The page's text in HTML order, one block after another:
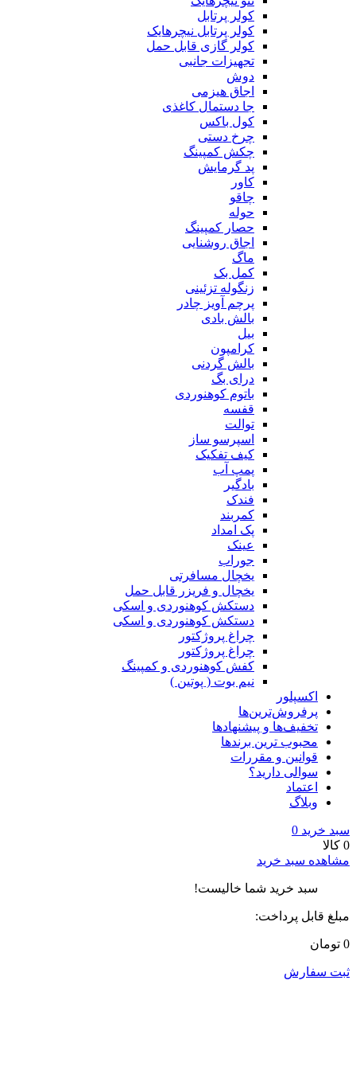
کولر پرتابل
کولر پرتابل نیچرهایک
کولر گازی قابل حمل
تجهیزات جانبی
دوش
اجاق هیزمی
جا دستمال کاغذی
کول باکس
چرخ دستی
چکش کمپینگ
پد گرمایش
کاور
چاقو
حوله
حصار کمپینگ
اجاق روشنایی
ماگ
کمل بک
زنگوله تزئینی
پرچم آویز چادر
بالش بادی
بیل
کرامپون
بالش گردنی
درای بگ
باتوم کوهنوردی
قفسه
توالت
اسپرسو ساز
کیف تفکیک
پمپ آب
بادگیر
فندک
کمربند
پک امداد
عینک
جوراب
یخچال مسافرتی
یخچال و فریزر قابل حمل
دستکش کوهنوردی و اسکی
دستکش کوهنوردی و اسکی
چراغ پروژکتور
چراغ پروژکتور
کفش کوهنوردی و کمپینگ
نیم بوت ( پوتین )
اکسپلور
پرفروش‌ترین‌ها
تخفیف‌ها و پیشنهادها
محبوب ترین برندها
قوانین و مقررات
سوالی دارید؟
اعتماد
وبلاگ
سبد خرید 0
0 کالا
مشاهده سبد خرید
سبد خرید شما خالیست!
مبلغ قابل پرداخت:
0 تومان
ثبت سفارش